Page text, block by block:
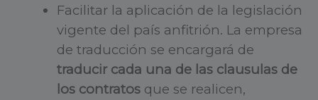
Facilitar la aplicación de la legislación
vigente del país anfitrión. La empresa
de traducción se encargará de
traducir cada una de las clausulas de
los contratosque se realicen,